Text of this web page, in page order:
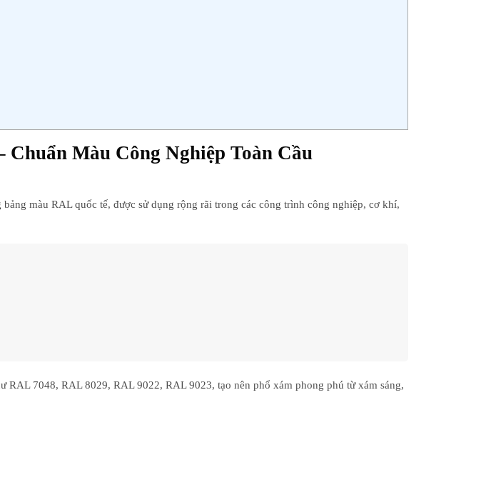
Màu Công Nghiệp Toàn Cầu
màu RAL quốc tế, được sử dụng rộng rãi trong các công trình công nghiệp, cơ khí,
RAL 7048, RAL 8029, RAL 9022, RAL 9023, tạo nên phổ xám phong phú từxám sáng,